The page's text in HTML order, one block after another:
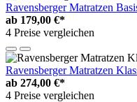
Ravensberger Matratzen
ab 179,00 €*
4 Preise vergleichen
Ravensberger Matratzen
ab 274,00 €*
4 Preise vergleichen